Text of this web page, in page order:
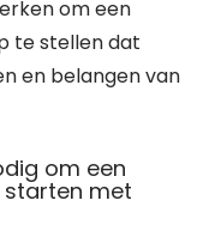
om een
te stellen dat
en belangen van
om een
met